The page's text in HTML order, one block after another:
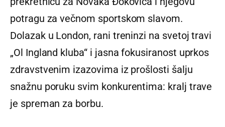
potragu za večnom sportskom slavom.
Dolazak u London, rani treninzi na svetoj travi
„Ol Ingland kluba“ i jasna fokusiranost uprkos
zdravstvenim izazovima iz prošlosti šalju
snažnu poruku svim konkurentima: kralj trave
je spreman za borbu.